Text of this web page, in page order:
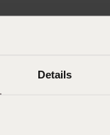
Details